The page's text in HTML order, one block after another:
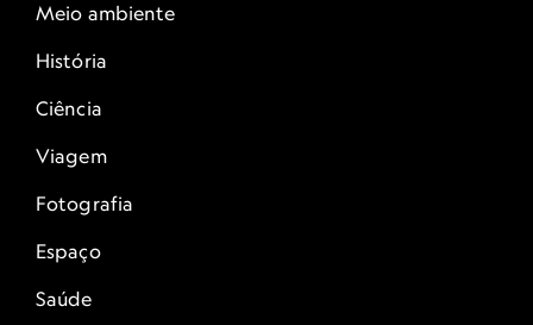
Meio ambiente
História
Ciência
Viagem
Fotografia
Espaço
Saúde